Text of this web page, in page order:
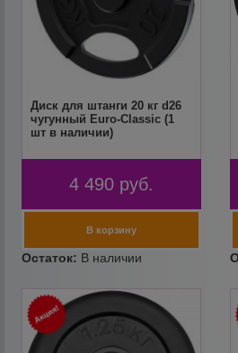
Диск для штанги 20 кг d26
чугунный Euro-Classic (1
шт в наличии)
4 490 руб.